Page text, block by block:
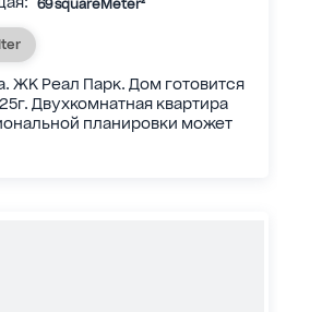
69 squareMeter²
ЖК Реал Парк. Дом готовится
Двухкомнатная квартира
планировки может